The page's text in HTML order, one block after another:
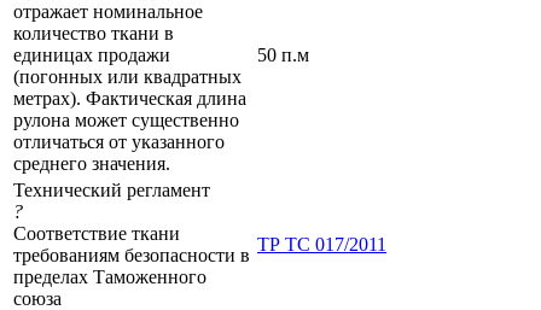
отражает номинальное
количество ткани в
единицах продажи
(погонных или квадратных
метрах). Фактическая длина
рулона может существенно
отличаться от указанного
среднего значения.
50 п.м
Технический регламент
?
Соответствие ткани
требованиям безопасности в
пределах Таможенного
союза
ТР ТС 017/2011